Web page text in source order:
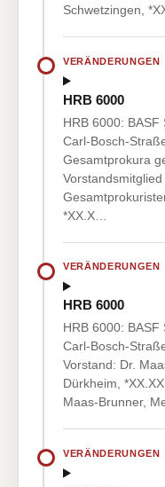
Schwetzingen,
VERÄNDERUNGEN
HRB 6000
HRB 6000: BASF
Carl-Bosch-
Gesamtprokura
*XX.X…
VERÄNDERUNGEN
HRB 6000
HRB 6000: BASF
Carl-Bosch-
Vorstand: Dr.
Dürkheim,
Maas-Brunner,
VERÄNDERUNGEN